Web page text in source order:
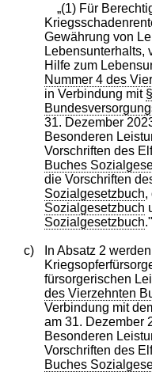
„(1) Für
Gewährung von
Lebensunterhalts,
Hilfe zum
Nummer 4 des
in Verbindung mit
31. Dezember
Besonderen
Vorschriften des
Buches
die Vorschriften
Sozialgesetzbuch,
Sozialgesetzbuch
Sozialgesetzbuch."
c)
In Absatz 2
fürsorgerischen
des Vierzehnten
Verbindung mit
am 31. Dezember
Besonderen
Vorschriften des
Buches